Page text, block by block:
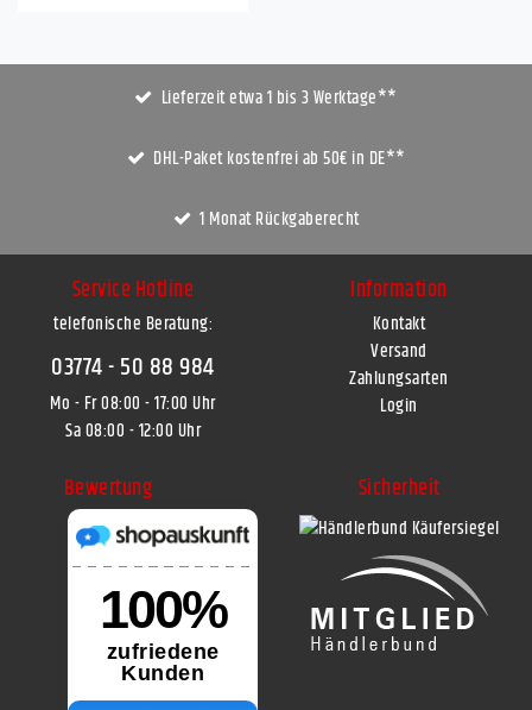
Lieferzeit etwa 1 bis 3 Werktage**
DHL-Paket kostenfrei ab 50€ in DE**
1 Monat Rückgaberecht
Service Hotline
telefonische Beratung:
03774 - 50 88 984
Mo - Fr 08:00 - 17:00 Uhr
Sa 08:00 - 12:00 Uhr
Information
Kontakt
Versand
Zahlungsarten
Login
Bewertung Sicherheit